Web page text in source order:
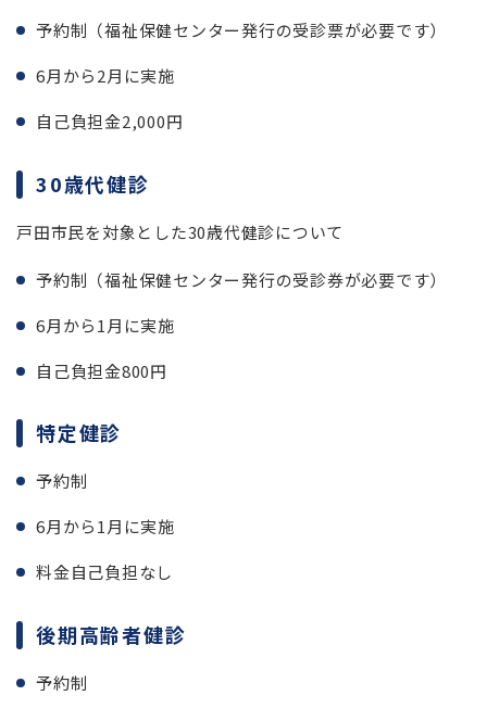
予約制（福祉保健センター発行の受診票が必要です）
6月から2月に実施
自己負担金2,000円
30歳代健診
戸田市民を対象とした30歳代健診について
予約制（福祉保健センター発行の受診券が必要です）
6月から1月に実施
自己負担金800円
特定健診
予約制
6月から1月に実施
料金自己負担なし
後期高齢者健診
予約制